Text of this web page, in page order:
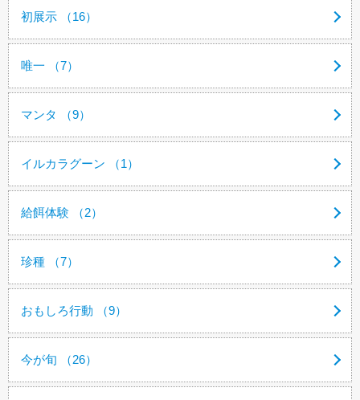
初展示 （16）
唯一 （7）
マンタ （9）
イルカラグーン （1）
給餌体験 （2）
珍種 （7）
おもしろ行動 （9）
今が旬 （26）